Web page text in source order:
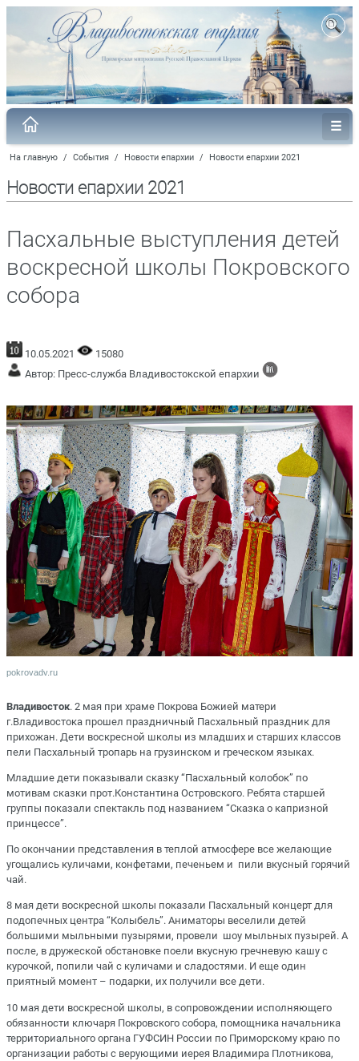
На главную / События / Новости епархии / Новости епархии 2021
Новости епархии 2021
Пасхальные выступления детей
воскресной школы Покровского
собора
10.05.2021
15080
Автор: Пресс-служба Владивостокской епархии
pokrovadv.ru
Владивосток. 2 мая при храме Покрова Божией матери
г.Владивостока прошел праздничный Пасхальный праздник для
прихожан. Дети воскресной школы из младших и старших классов
пели Пасхальный тропарь на грузинском и греческом языках.
Младшие дети показывали сказку “Пасхальный колобок” по
мотивам сказки прот.Константина Островского. Ребята старшей
группы показали спектакль под названием “Сказка о капризной
принцессе”.
По окончании представления в теплой атмосфере все желающие
угощались куличами, конфетами, печеньем и пили вкусный горячий
чай.
8 мая дети воскресной школы показали Пасхальный концерт для
подопечных центра “Колыбель”. Аниматоры веселили детей
большими мыльными пузырями, провели шоу мыльных пузырей. А
после, в дружеской обстановке поели вкусную гречневую кашу с
курочкой, попили чай с куличами и сладостями. И еще один
приятный момент – подарки, их получили все дети.
10 мая дети воскресной школы, в сопровождении исполняющего
обязанности ключаря Покровского собора, помощника начальника
территориального органа ГУФСИН России по Приморскому краю по
организации работы с верующими иерея Владимира Плотникова,